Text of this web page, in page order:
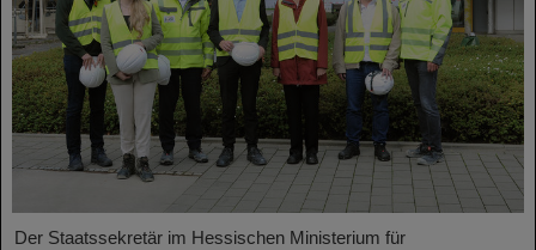
Der Staatssekretär im Hessischen Ministerium für